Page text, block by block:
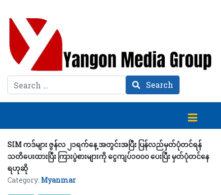
Search Search
SIM ကဒ်များ ဇွန်လ ၂၁ရက်နေ့ အတွင်းအပြီး ပြန်လည်မှတ်ပုံတင်ရန်
သတိပေးထားပြီး ကြားပွဲစားများကို ငွေကျပ်၁၀၀၀ ပေးပြီး မှတ်ပုံတင်နေ
ရဟုဆို
Category: Myanmar